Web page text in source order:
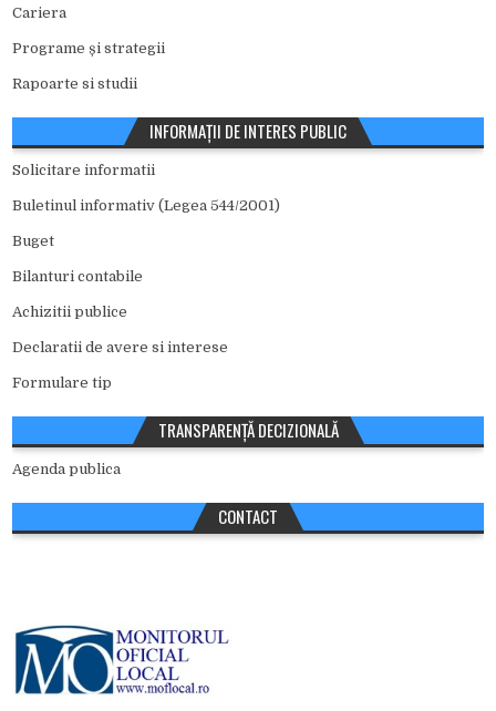
Cariera
Programe și strategii
Rapoarte si studii
INFORMAȚII DE INTERES PUBLIC
Solicitare informatii
Buletinul informativ (Legea 544/2001)
Buget
Bilanturi contabile
Achizitii publice
Declaratii de avere si interese
Formulare tip
TRANSPARENȚĂ DECIZIONALĂ
Agenda publica
CONTACT